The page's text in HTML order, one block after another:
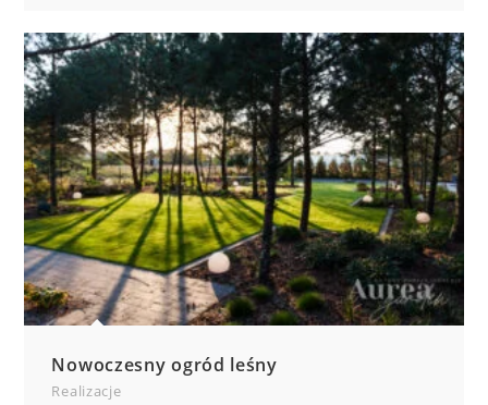
Nowoczesny ogród leśny
Realizacje